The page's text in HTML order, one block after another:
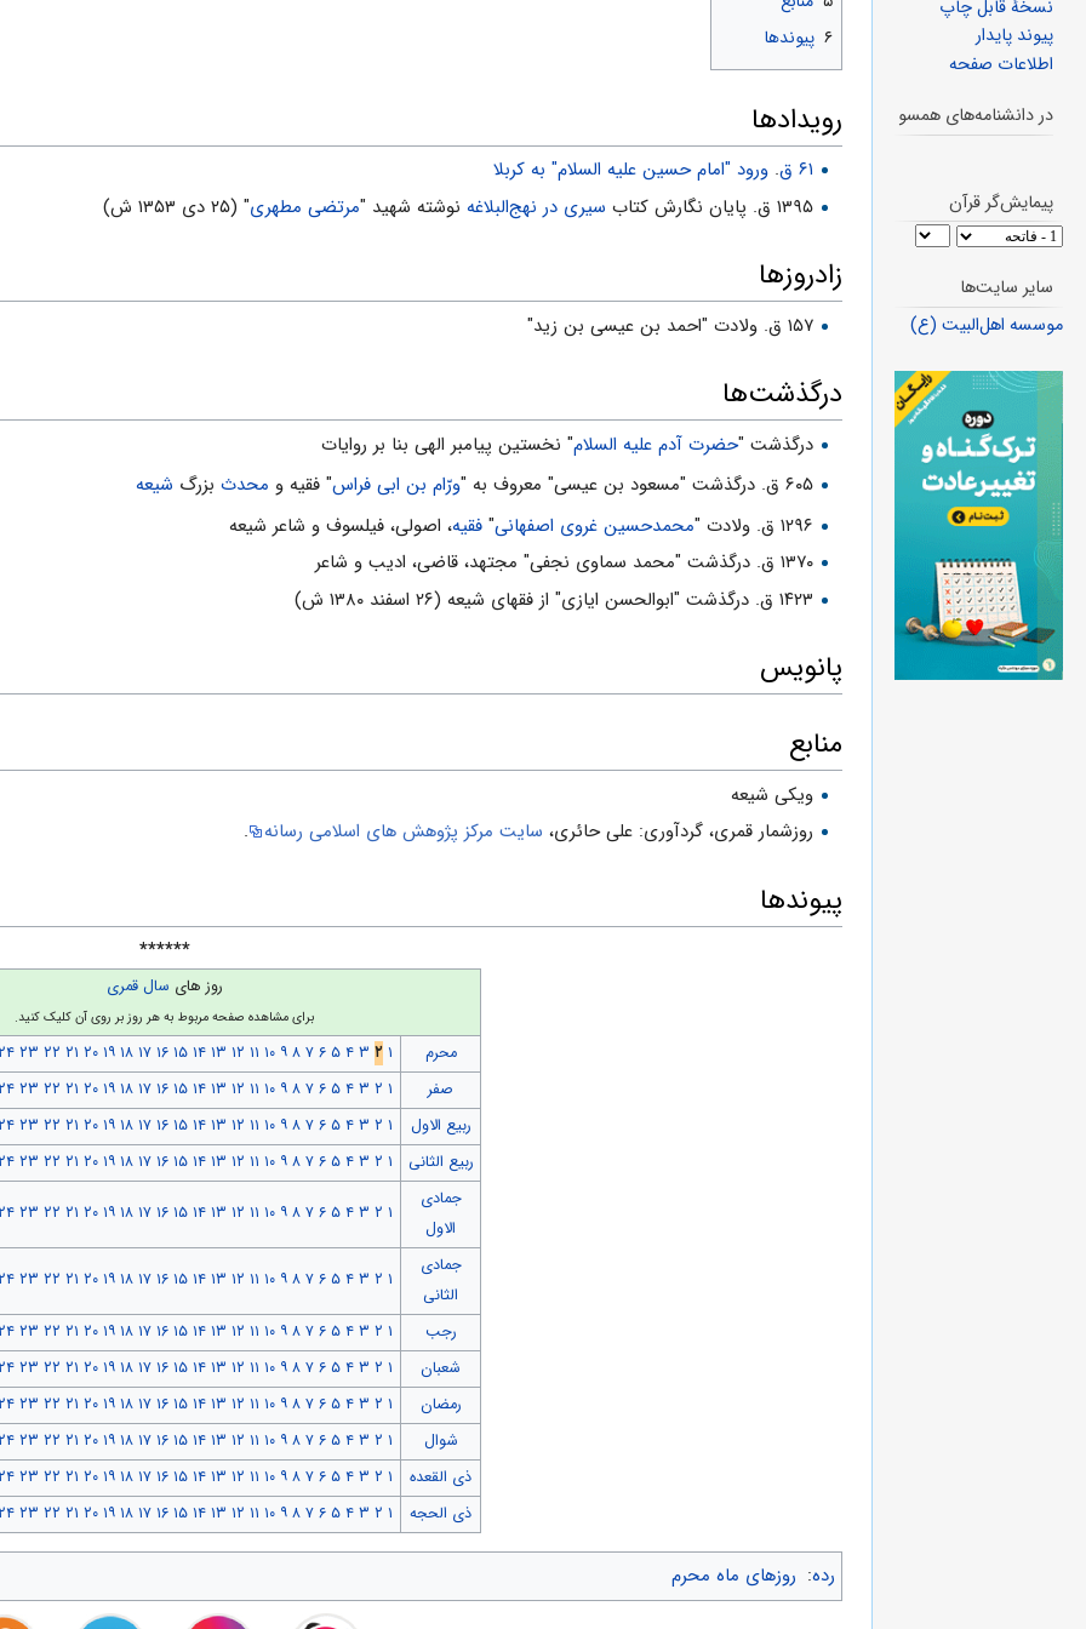
۶ پیوندها
رویدادها
۶۱ ق . ورود "امام حسین علیه السلام" به كربلا
۱۳۹۵ ق. پایان نگارش کتاب
سیری در نهج‌البلاغهنوشته شهید "مرتضی مطهری" (۲۵ دی ۱۳۵۳ ش)
زادروزها
۱۵۷ ق. ولادت "احمد بن عیسی بن زید"
درگذشت‌ها
درگذشت "حضرت آدم علیه السلام" نخستین پیامبر الهی بنا بر روایات
۶۰۵ ق. درگذشت "مسعود بن عیسی" معروف به "
ورّام بن ابی فراس" فقیه و محدثبزرگ شیعه
۱۲۹۶ ق. ولادت "
محمدحسین غروی اصفهانی" فقیه، اصولی، فیلسوف و شاعر شیعه
۱۳۷۰ ق. درگذشت "محمد سماوی نجفی" مجتهد، قاضی، ادیب و شاعر
۱۴۲۳ ق. درگذشت "ابوالحسن ایازی" از فقهای شیعه (۲۶ اسفند ۱۳۸۰ ش)
پانویس
منابع
ویکی شیعه
روزشمار قمرى، گردآورى: على حائرى، سایت مركز پژوهش هاى اسلامى رسانه .
پیوندها
******
روز های سال قمری
برای مشاهده صفحه مربوط به هر روز بر روی آن کلیک کنید.
محرم ۱ ۲ ۳ ۴ ۵ ۶ ۷ ۸ ۹ ۱۰ ۱۱ ۱۲ ۱۳ ۱۴ ۱۵ ۱۶ ۱۷ ۱۸ ۱۹ ۲۰ ۲۱ ۲۲ ۲۳
صفر
۱ ۲ ۳ ۴ ۵ ۶ ۷ ۸ ۹ ۱۰ ۱۱ ۱۲ ۱۳ ۱۴ ۱۵ ۱۶ ۱۷ ۱۸ ۱۹ ۲۰ ۲۱ ۲۲ ۲۳
ربیع الاول
۱ ۲ ۳ ۴ ۵ ۶ ۷ ۸ ۹ ۱۰ ۱۱ ۱۲ ۱۳ ۱۴ ۱۵ ۱۶ ۱۷ ۱۸ ۱۹ ۲۰ ۲۱ ۲۲ ۲۳
ربیع الثانی
۱ ۲ ۳ ۴ ۵ ۶ ۷ ۸ ۹ ۱۰ ۱۱ ۱۲ ۱۳ ۱۴ ۱۵ ۱۶ ۱۷ ۱۸ ۱۹ ۲۰ ۲۱ ۲۲ ۲۳
جمادی
الاول
۱ ۲ ۳ ۴ ۵ ۶ ۷ ۸ ۹ ۱۰ ۱۱ ۱۲ ۱۳ ۱۴ ۱۵ ۱۶ ۱۷ ۱۸ ۱۹ ۲۰ ۲۱ ۲۲ ۲۳
جمادی
الثانی
۱ ۲ ۳ ۴ ۵ ۶ ۷ ۸ ۹ ۱۰ ۱۱ ۱۲ ۱۳ ۱۴ ۱۵ ۱۶ ۱۷ ۱۸ ۱۹ ۲۰ ۲۱ ۲۲ ۲۳
رجب ۱ ۲ ۳ ۴ ۵ ۶ ۷ ۸ ۹ ۱۰ ۱۱ ۱۲ ۱۳ ۱۴ ۱۵ ۱۶ ۱۷ ۱۸ ۱۹ ۲۰ ۲۱ ۲۲ ۲۳
شعبان
۱ ۲ ۳ ۴ ۵ ۶ ۷ ۸ ۹ ۱۰ ۱۱ ۱۲ ۱۳ ۱۴ ۱۵ ۱۶ ۱۷ ۱۸ ۱۹ ۲۰ ۲۱ ۲۲ ۲۳
رمضان
۱ ۲ ۳ ۴ ۵ ۶ ۷ ۸ ۹ ۱۰ ۱۱ ۱۲ ۱۳ ۱۴ ۱۵ ۱۶ ۱۷ ۱۸ ۱۹ ۲۰ ۲۱ ۲۲ ۲۳
شوال
۱ ۲ ۳ ۴ ۵ ۶ ۷ ۸ ۹ ۱۰ ۱۱ ۱۲ ۱۳ ۱۴ ۱۵ ۱۶ ۱۷ ۱۸ ۱۹ ۲۰ ۲۱ ۲۲ ۲۳
ذی القعده
۱ ۲ ۳ ۴ ۵ ۶ ۷ ۸ ۹ ۱۰ ۱۱ ۱۲ ۱۳ ۱۴ ۱۵ ۱۶ ۱۷ ۱۸ ۱۹ ۲۰ ۲۱ ۲۲ ۲۳
ذی الحجه
۱ ۲ ۳ ۴ ۵ ۶ ۷ ۸ ۹ ۱۰ ۱۱ ۱۲ ۱۳ ۱۴ ۱۵ ۱۶ ۱۷ ۱۸ ۱۹ ۲۰ ۲۱ ۲۲ ۲۳
رده: روزهای ماه محرم
نسخهٔ قابل چاپ
پیوند پایدار
اطلاعات صفحه
در دانشنامه‌های همسو
پیمایش‌گر قرآن
سایر سایت‌ها
موسسه اهل‌البیت (ع)